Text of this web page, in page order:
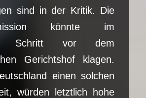
sind in der Kritik. Die
könnte im
Schritt vor dem
Gerichtshof klagen.
einen solchen
würden letztlich hohe